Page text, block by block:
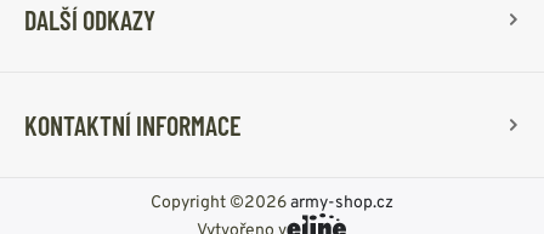
DALŠÍ ODKAZY
KONTAKTNÍ INFORMACE
Copyright ©2026army-shop.cz